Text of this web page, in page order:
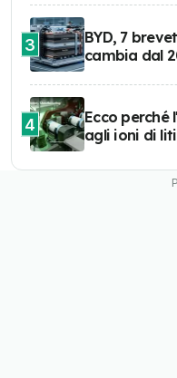
3
BYD, 7
cambia dal
4
Ecco
agli ioni di